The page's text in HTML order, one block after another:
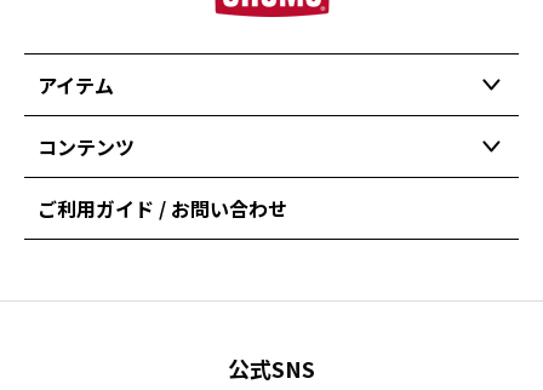
アイテム
コンテンツ
ご利用ガイド / お問い合わせ
公式SNS